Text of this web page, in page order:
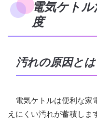
電気ケト
度
汚れの原因とは
電気ケトルは便利な家
えにくい汚れが蓄積しま